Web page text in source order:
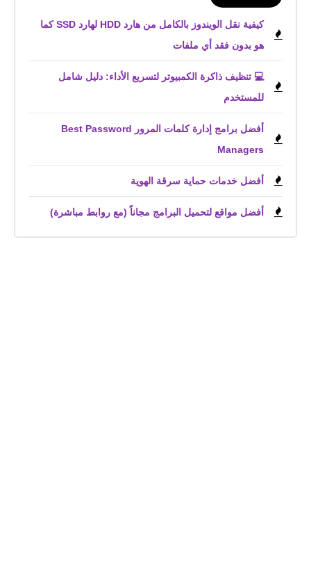
كيفية نقل الويندوز بالكامل من هارد HDD لهارد SSD كما
هو بدون فقد أي ملفات
💻 تنظيف ذاكرة الكمبيوتر لتسريع الأداء: دليل شامل
للمستخدم
أفضل برامج إدارة كلمات المرور Best Password
Managers
أفضل خدمات حماية سرقة الهوية
أفضل مواقع لتحميل البرامج مجاناً (مع روابط مباشرة)